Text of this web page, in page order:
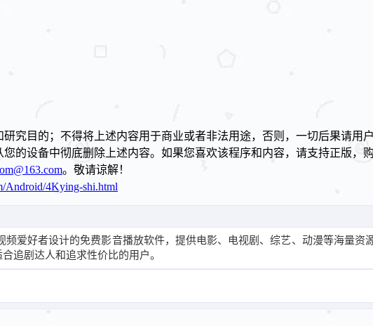
研究目的；不得将上述内容用于商业或者非法用途，否则，一切后果请
您的设备中彻底删除上述内容。如果您喜欢该程序和内容，请支持正版
。敬请谅解！
Android/4Kying-shi.html
爱好者设计的免费影音播放软件，提供电影、电视剧、综艺、动漫等海量资
追剧达人和追求性价比的用户。